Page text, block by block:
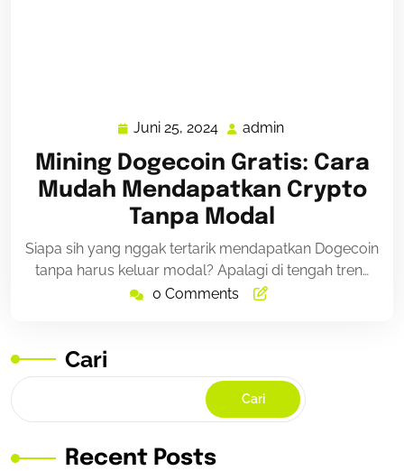
Juni 25, 2024 Juni
25,
2024
admin
Mining Dogecoin Gratis: Cara
Mudah Mendapatkan Crypto
Tanpa Modal
Siapa sih yang nggak tertarik mendapatkan Dogecoin
tanpa harus keluar modal? Apalagi di tengah tren…
0 Comments
Cari
Cari
Recent Posts